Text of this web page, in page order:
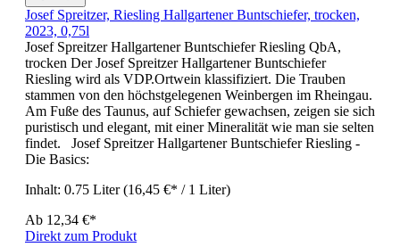
Josef Spreitzer, Riesling Hallgartener Buntschiefer, trocken,
2023, 0,75l
Josef Spreitzer Hallgartener Buntschiefer Riesling QbA,
trocken Der Josef Spreitzer Hallgartener Buntschiefer
Riesling wird als VDP.Ortwein klassifiziert. Die Trauben
stammen von den höchstgelegenen Weinbergen im Rheingau.
Am Fuße des Taunus, auf Schiefer gewachsen, zeigen sie sich
puristisch und elegant, mit einer Mineralität wie man sie selten
findet. Josef Spreitzer Hallgartener Buntschiefer Riesling -
Die Basics:
Inhalt: 0.75 Liter(16,45 €* / 1 Liter)
Ab 12,34 €*
Direkt zum Produkt